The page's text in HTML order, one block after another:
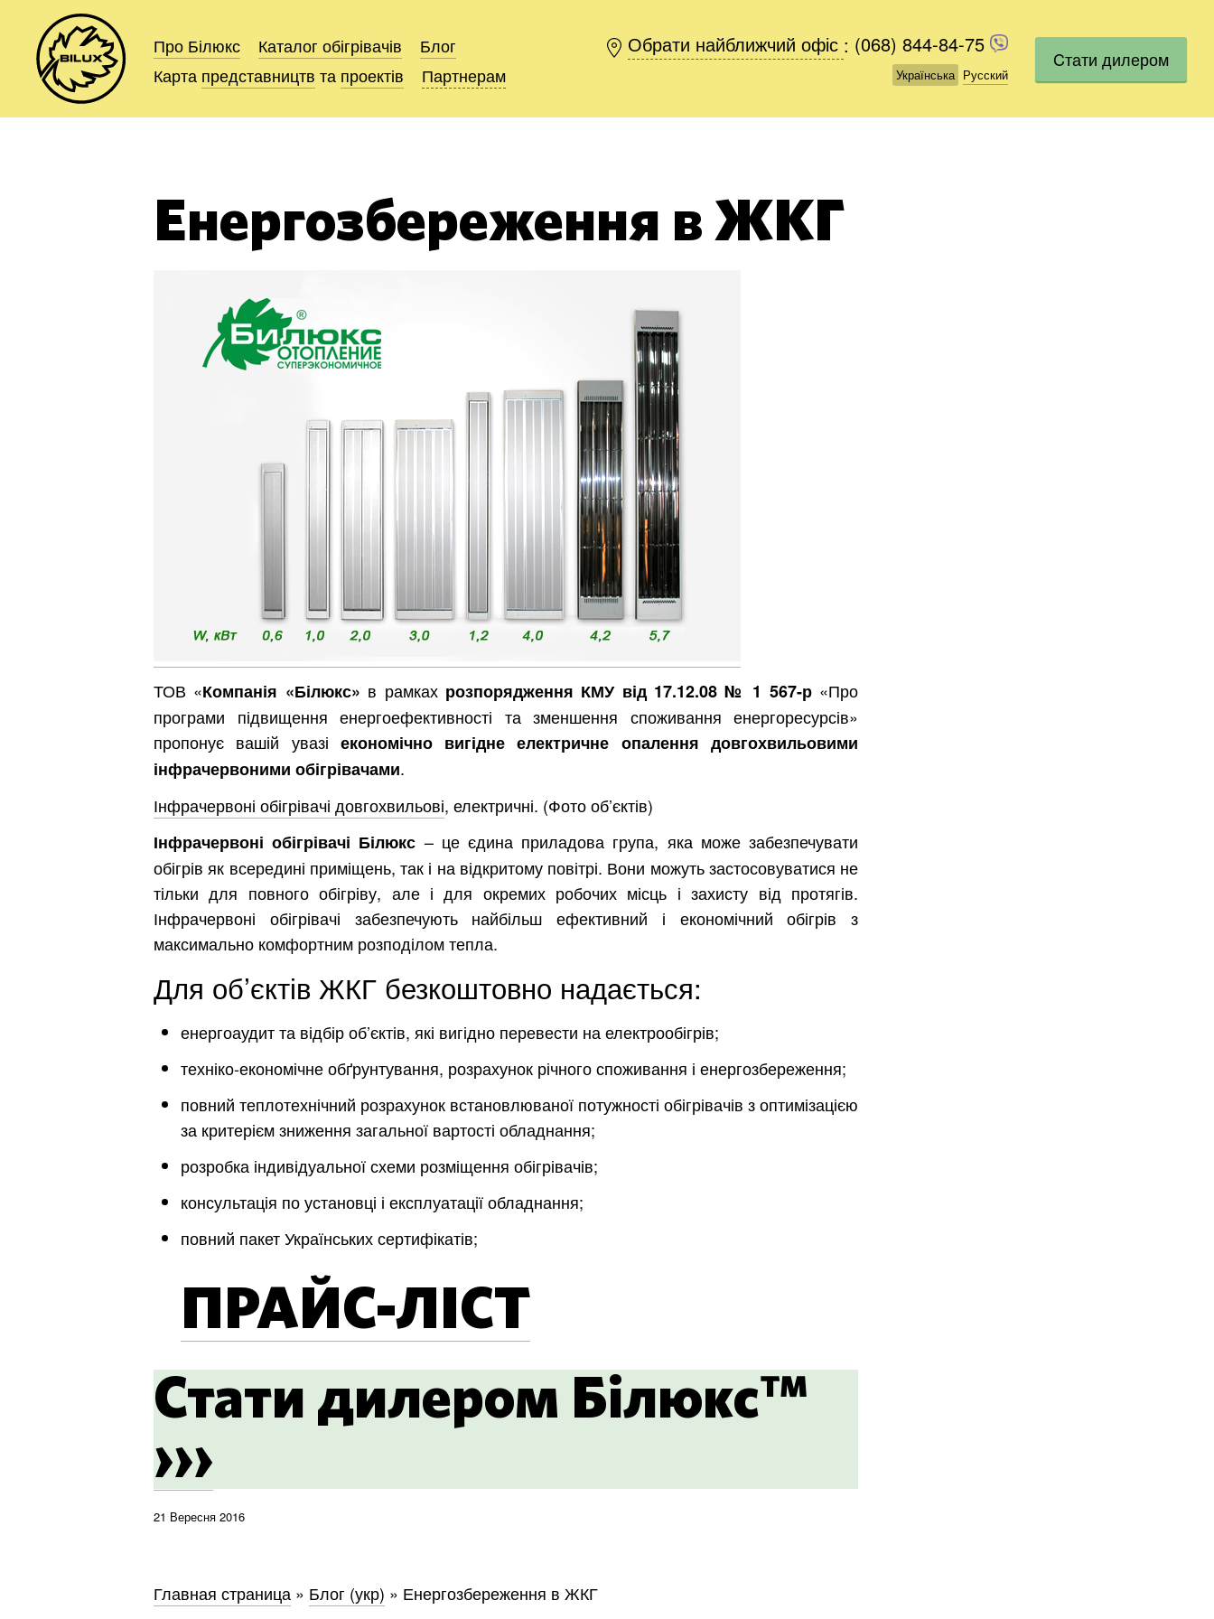
Про Білюкс Каталог обігрівачів
Блог
Карта представництв та проектів Партнерам
Обрати найближчий офіс (068) 844-84-75
Українська Русский
Про Білюкс Каталог обігрівачів
Блог
Карта представництв та проектів Партнерам
Обрати найближчий офіс : (068) 844-84-75
Українська Русский
Cтати дилером
Енергозбереження в ЖКГ
ТОВ «Компанія «Білюкс» в рамках розпорядження КМУ від 17.12.08 № 1 567-р«Про
програми підвищення енергоефективності та зменшення споживання енергоресурсів»
пропонує вашій увазі економічно вигідне електричне опалення довгохвильовими
інфрачервоними обігрівачами.
Інфрачервоні обігрівачі довгохвильові, електричні. (Фото об’єктів)
Інфрачервоні обігрівачі Білюкс – це єдина приладова група, яка може забезпечувати
обігрів як всередині приміщень, так і на відкритому повітрі. Вони можуть застосовуватися не
тільки для повного обігріву, але і для окремих робочих місць і захисту від протягів.
Інфрачервоні обігрівачі забезпечують найбільш ефективний і економічний обігрів з
максимально комфортним розподілом тепла.
Для об’єктів ЖКГ безкоштовно надається:
енергоаудит та відбір об’єктів, які вигідно перевести на електрообігрів;
техніко-економічне обґрунтування, розрахунок річного споживання і енергозбереження;
повний теплотехнічний розрахунок встановлюваної потужності обігрівачів з оптимізацією
за критерієм зниження загальної вартості обладнання;
розробка індивідуальної схеми розміщення обігрівачів;
консультація по установці і експлуатації обладнання;
повний пакет Українських сертифікатів;
ПРАЙС-ЛІСТ
Стати дилером Білюкс™
›››
21 Вересня 2016
Главная страница » Блог (укр) » Енергозбереження в ЖКГ
Київ Харків Одесса
Дніпро Івано-Франківськ Львів
Хмельницький Вінниця
Область
Замовити